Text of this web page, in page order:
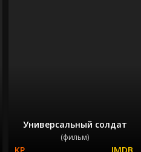
Универсальный солдат
(фильм)